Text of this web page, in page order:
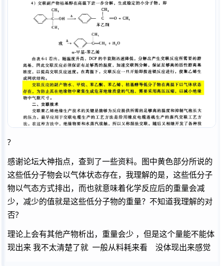
?
感谢论坛大神指点，查到了一些资料。图中黄色部分所说的
这些低分子物会以气体状态存在，我理解的是，这些低分子
物以气态方式排出，而也就意味着化学反应后的重量会减
少，减少的值就是这些低分子物的重量？不知道我理解的对
否?
理论上会有其他产物析出，重量会少 ，但是这个量能不能体
现出来 我不太清楚了就 一般从料耗来看 没体现出来感觉